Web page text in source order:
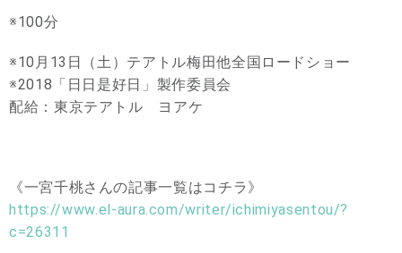
※100分
※10月13日（土）テアトル梅田他全国ロードショー
※2018「日日是好日」製作委員会
配給：東京テアトル ヨアケ
《一宮千桃さんの記事一覧はコチラ》
https://www.el-aura.com/writer/ichimiyasentou/?
c=26311